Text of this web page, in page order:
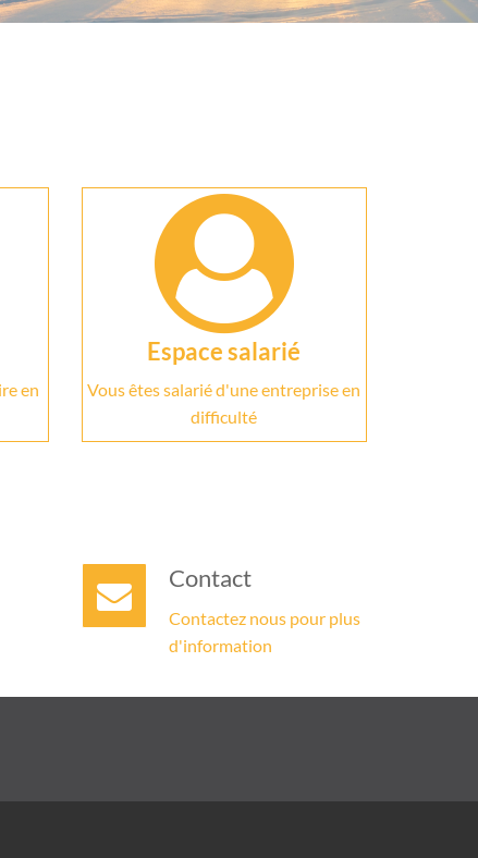
en
Espace salarié
Vous êtes salarié d'une entreprise en
difficulté
Contact
Contactez nous pour plus
d'information